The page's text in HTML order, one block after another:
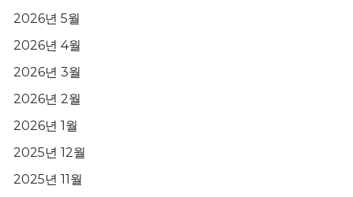
2026년 5월
2026년 4월
2026년 3월
2026년 2월
2026년 1월
2025년 12월
2025년 11월